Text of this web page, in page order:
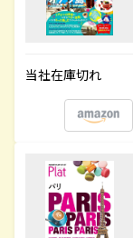
当社在庫切れ